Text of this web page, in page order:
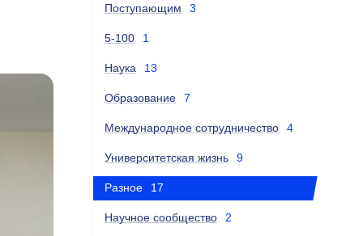
Поступающим 3
5-100 1
Наука 13
Образование 7
Международное сотрудничество 4
Университетская жизнь 9
Разное 17
Научное сообщество 2